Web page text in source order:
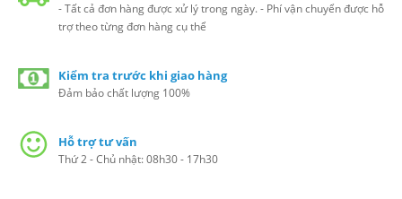
- Tất cả đơn hàng được xử lý trong ngày. - Phí vận chuyển được hỗ
trợ theo từng đơn hàng cụ thể
Kiểm tra trước khi giao hàng
Đảm bảo chất lượng 100%
Hỗ trợ tư vấn
Thứ 2 - Chủ nhật: 08h30 - 17h30